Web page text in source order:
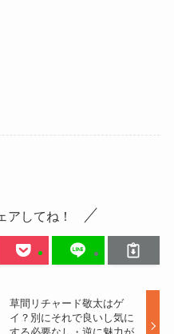
アしてね！
草間リチャード敬太はゲ
イ？別にそれで良いし気に